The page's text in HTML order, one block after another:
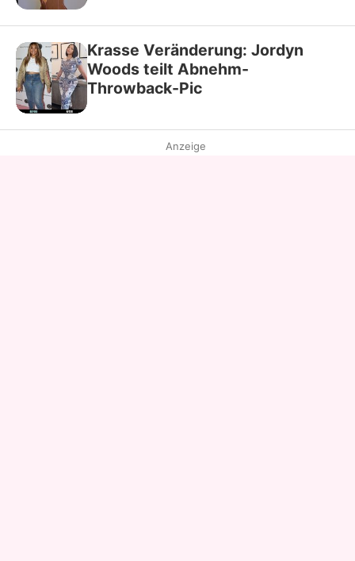
Krasse Veränderung: Jordyn
Woods teilt Abnehm-
Throwback-Pic
Anzeige